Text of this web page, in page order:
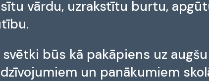
vārdu, uzrakstītu burtu,
svētki būs kā pakāpiens uz
un panākumiem